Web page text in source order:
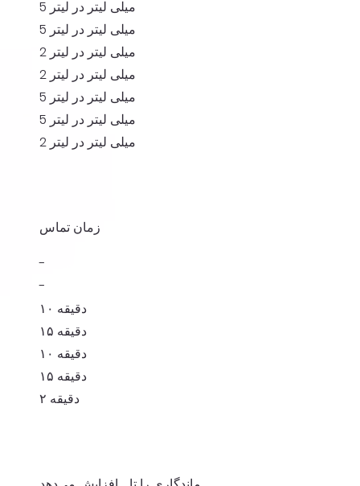
5 میلی لیتر در لیتر
5 میلی لیتر در لیتر
2 میلی لیتر در لیتر
2 میلی لیتر در لیتر
5 میلی لیتر در لیتر
5 میلی لیتر در لیتر
2 میلی لیتر در لیتر
زمان تماس
-
-
۱۰ دقیقه
۱۵ دقیقه
۱۰ دقیقه
۱۵ دقیقه
۲ دقیقه